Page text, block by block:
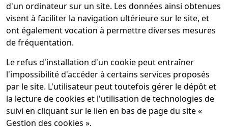
d'un ordinateur sur un site. Les données ainsi obtenues
visent à faciliter la navigation ultérieure sur le site, et
ont également vocation à permettre diverses mesures
de fréquentation.
Le refus d'installation d'un cookie peut entraîner
l'impossibilité d'accéder à certains services proposés
par le site. L'utilisateur peut toutefois gérer le dépôt et
la lecture de cookies et l'utilisation de technologies de
suivi en cliquant sur le lien en bas de page du site «
Gestion des cookies ».